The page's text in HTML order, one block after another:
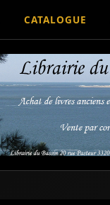
CATALOGUE